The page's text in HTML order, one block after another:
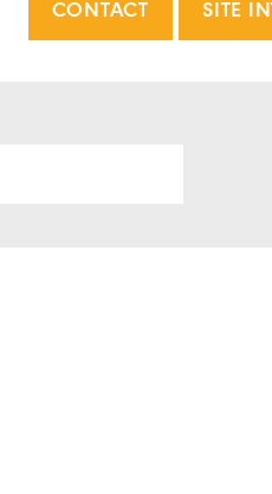
CONTACT SITE